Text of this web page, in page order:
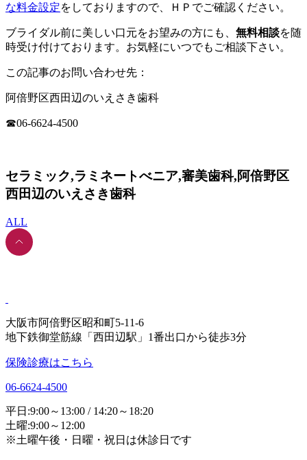
な料金設定をしておりますので、ＨＰでご確認ください。
ブライダル前に美しい口元をお望みの方にも、 無料相談を随
時受け付けております。お気軽にいつでもご相談下さい。
この記事のお問い合わせ先：
阿倍野区西田辺のいえさき歯科
☎06-6624-4500
セラミック,ラミネートべニア,審美歯科,阿倍野区
西田辺のいえさき歯科
ALL
大阪市阿倍野区昭和町5-11-6
地下鉄御堂筋線「西田辺駅」1番出口から徒歩3分
保険診療はこちら
06-6624-4500
平日:9:00～13:00 / 14:20～18:20
土曜:9:00～12:00
※土曜午後・日曜・祝日は休診日です